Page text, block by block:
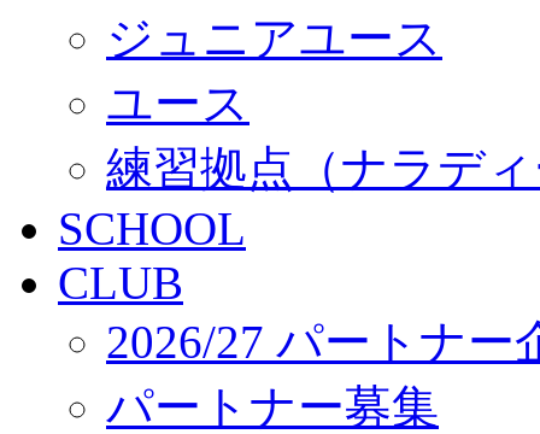
ジュニアユース
ユース
練習拠点（ナラデ
SCHOOL
CLUB
2026/27 パートナー
パートナー募集